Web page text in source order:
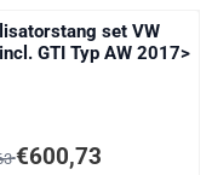
set VW
GTI Typ AW 2017>
voor 600,73,
€600,73